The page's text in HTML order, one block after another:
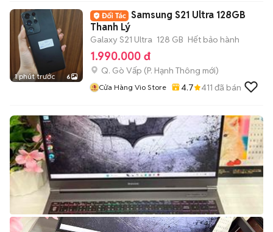
1 phút trước 6
Samsung S21 Ultra 128GB
Thanh Lý
Galaxy S21 Ultra 128 GB Hết bảo hành
1.990.000 đ
Q. Gò Vấp (P. Hạnh Thông mới)
Cửa Hàng Vio Store 4.7 411 đã bán